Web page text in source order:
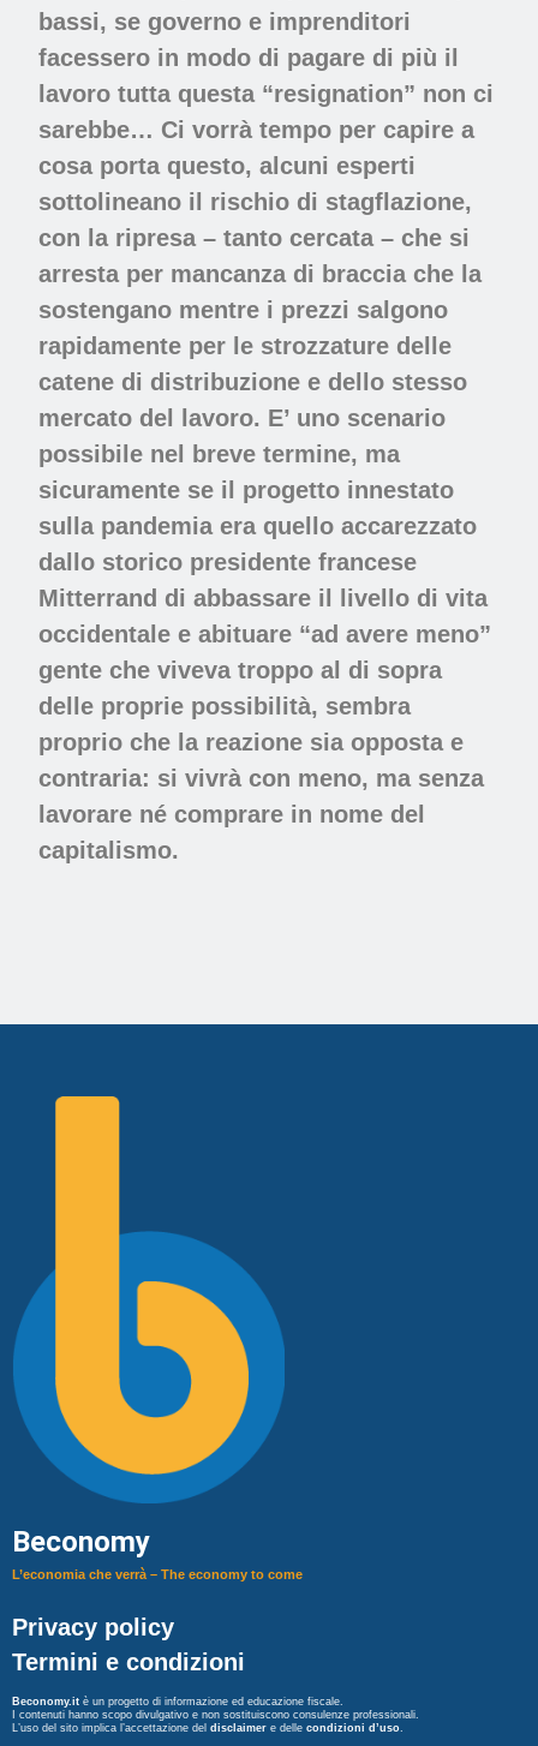
bassi, se governo e imprenditori
facessero in modo di pagare di più il
lavoro tutta questa “resignation” non ci
sarebbe… Ci vorrà tempo per capire a
cosa porta questo, alcuni esperti
sottolineano il rischio di stagflazione,
con la ripresa – tanto cercata – che si
arresta per mancanza di braccia che la
sostengano mentre i prezzi salgono
rapidamente per le strozzature delle
catene di distribuzione e dello stesso
mercato del lavoro. E’ uno scenario
possibile nel breve termine, ma
sicuramente se il progetto innestato
sulla pandemia era quello accarezzato
dallo storico presidente francese
Mitterrand di abbassare il livello di vita
occidentale e abituare “ad avere meno”
gente che viveva troppo al di sopra
delle proprie possibilità, sembra
proprio che la reazione sia opposta e
contraria: si vivrà con meno, ma senza
lavorare né comprare in nome del
capitalismo.
Beconomy
L’economia che verrà – The economy to come
Privacy policy
Termini e condizioni
Beconomy.it è un progetto di informazione ed educazione fiscale.
I contenuti hanno scopo divulgativo e non sostituiscono consulenze professionali.
L’uso del sito implica l’accettazione del disclaimer e delle condizioni d’uso